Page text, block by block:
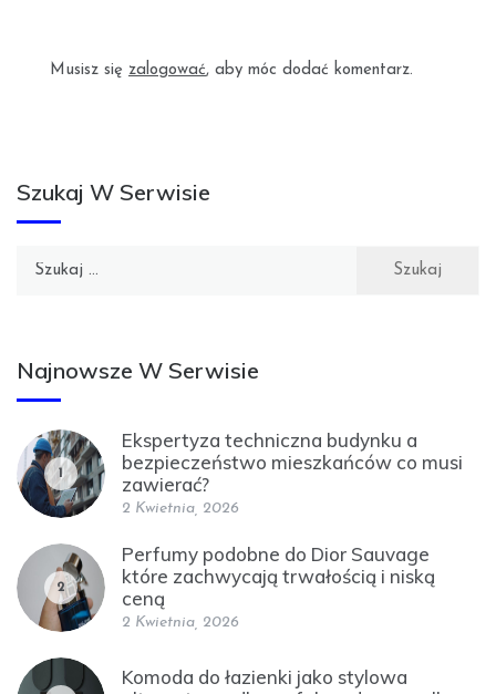
Musisz się zalogować, aby móc dodać komentarz.
Szukaj W Serwisie
Szukaj:
Najnowsze W Serwisie
1
Ekspertyza techniczna budynku a
bezpieczeństwo mieszkańców co musi
zawierać?
2 Kwietnia, 2026
2
Perfumy podobne do Dior Sauvage
które zachwycają trwałością i niską
ceną
2 Kwietnia, 2026
Komoda do łazienki jako stylowa